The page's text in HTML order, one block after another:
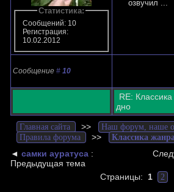
Статистика:
Сообщений: 10
Регистрация:
10.02.2012
озвучил ...
Сообщение # 10
RE:
дно
Главная сайта >> Наш форум, наше
Правила форума >> Классика
◄ самки ауратуса:
Предыдущая тема
Страницы: 1 2